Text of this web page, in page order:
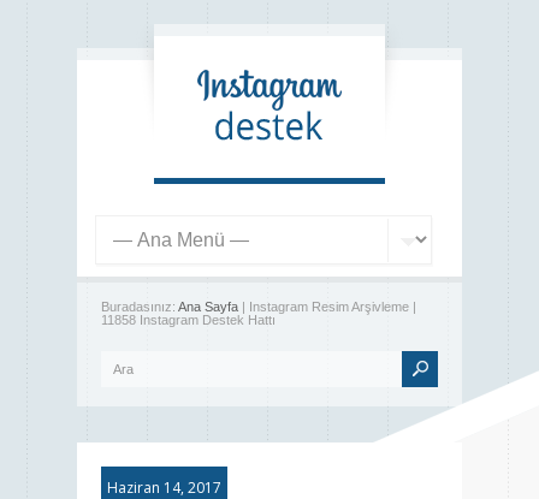
Buradasınız: Ana Sayfa | Instagram Resim Arşivleme |
11858 Instagram Destek Hattı
Haziran 14, 2017